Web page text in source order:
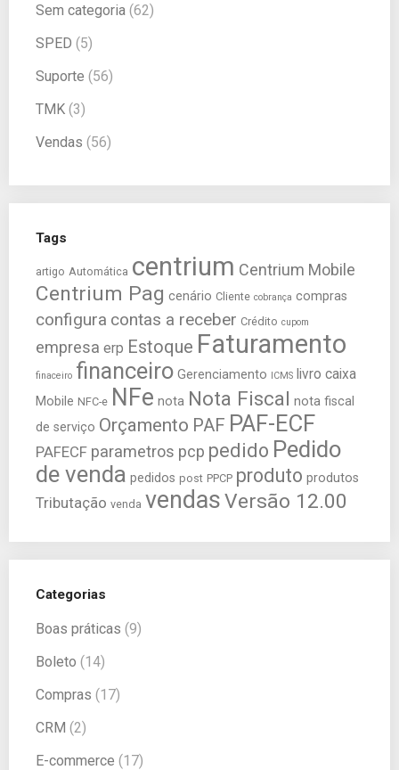
Sem categoria (62)
SPED (5)
Suporte (56)
TMK (3)
Vendas (56)
Tags
artigo Automática centrium Centrium Mobile
Centrium Pag cenário Cliente cobrança compras
configura contas a receber Crédito cupom
empresa erp Estoque Faturamento
finaceiro financeiro Gerenciamento ICMS livro caixa
Mobile NFC-e NFe nota Nota Fiscal nota fiscal
de serviço Orçamento PAF PAF-ECF
PAFECF parametros pcp pedido Pedido
de venda pedidos post PPCP produto produtos
Tributação venda vendasVersão 12.00
Categorias
Boas práticas (9)
Boleto (14)
Compras (17)
CRM (2)
E-commerce (17)